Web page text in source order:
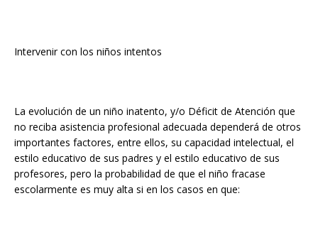
Intervenir con los niños intentos
La evolución de un niño inatento, y/o Déficit de Atención que
no reciba asistencia profesional adecuada dependerá de otros
importantes factores, entre ellos, su capacidad intelectual, el
estilo educativo de sus padres y el estilo educativo de sus
profesores, pero la probabilidad de que el niño fracase
escolarmente es muy alta si en los casos en que: